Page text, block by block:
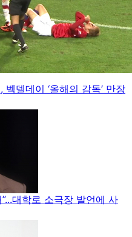
델데이 ‘올해의 감독’ 만장
대학로 소극장 발언에 사